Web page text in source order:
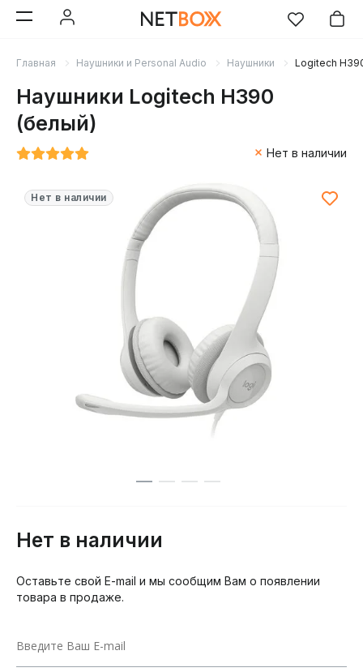
Главная Наушники и Personal Audio Наушники Logitech
Наушники Logitech H390
(белый)
Нет в наличии
Нет в наличии
Нет в наличии
Оставьте свой E-mail и мы сообщим Вам о появлении
товара в продаже.